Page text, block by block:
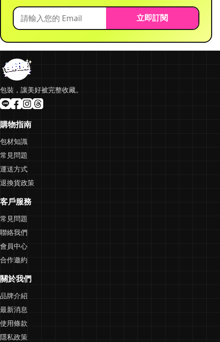
立即訂閱
包裝，讓美好被完整收藏。
購物指南
包材知識
常見問題
運送方式
退換貨政策
客戶服務
常見問題
聯絡我們
會員中心
合作邀約
關於我們
品牌介紹
最新消息
使用條款
隱私政策